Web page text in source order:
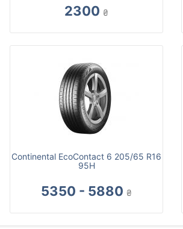
2300 ₴
Continental EcoContact 6 205/65 R16
95H
5350 - 5880 ₴